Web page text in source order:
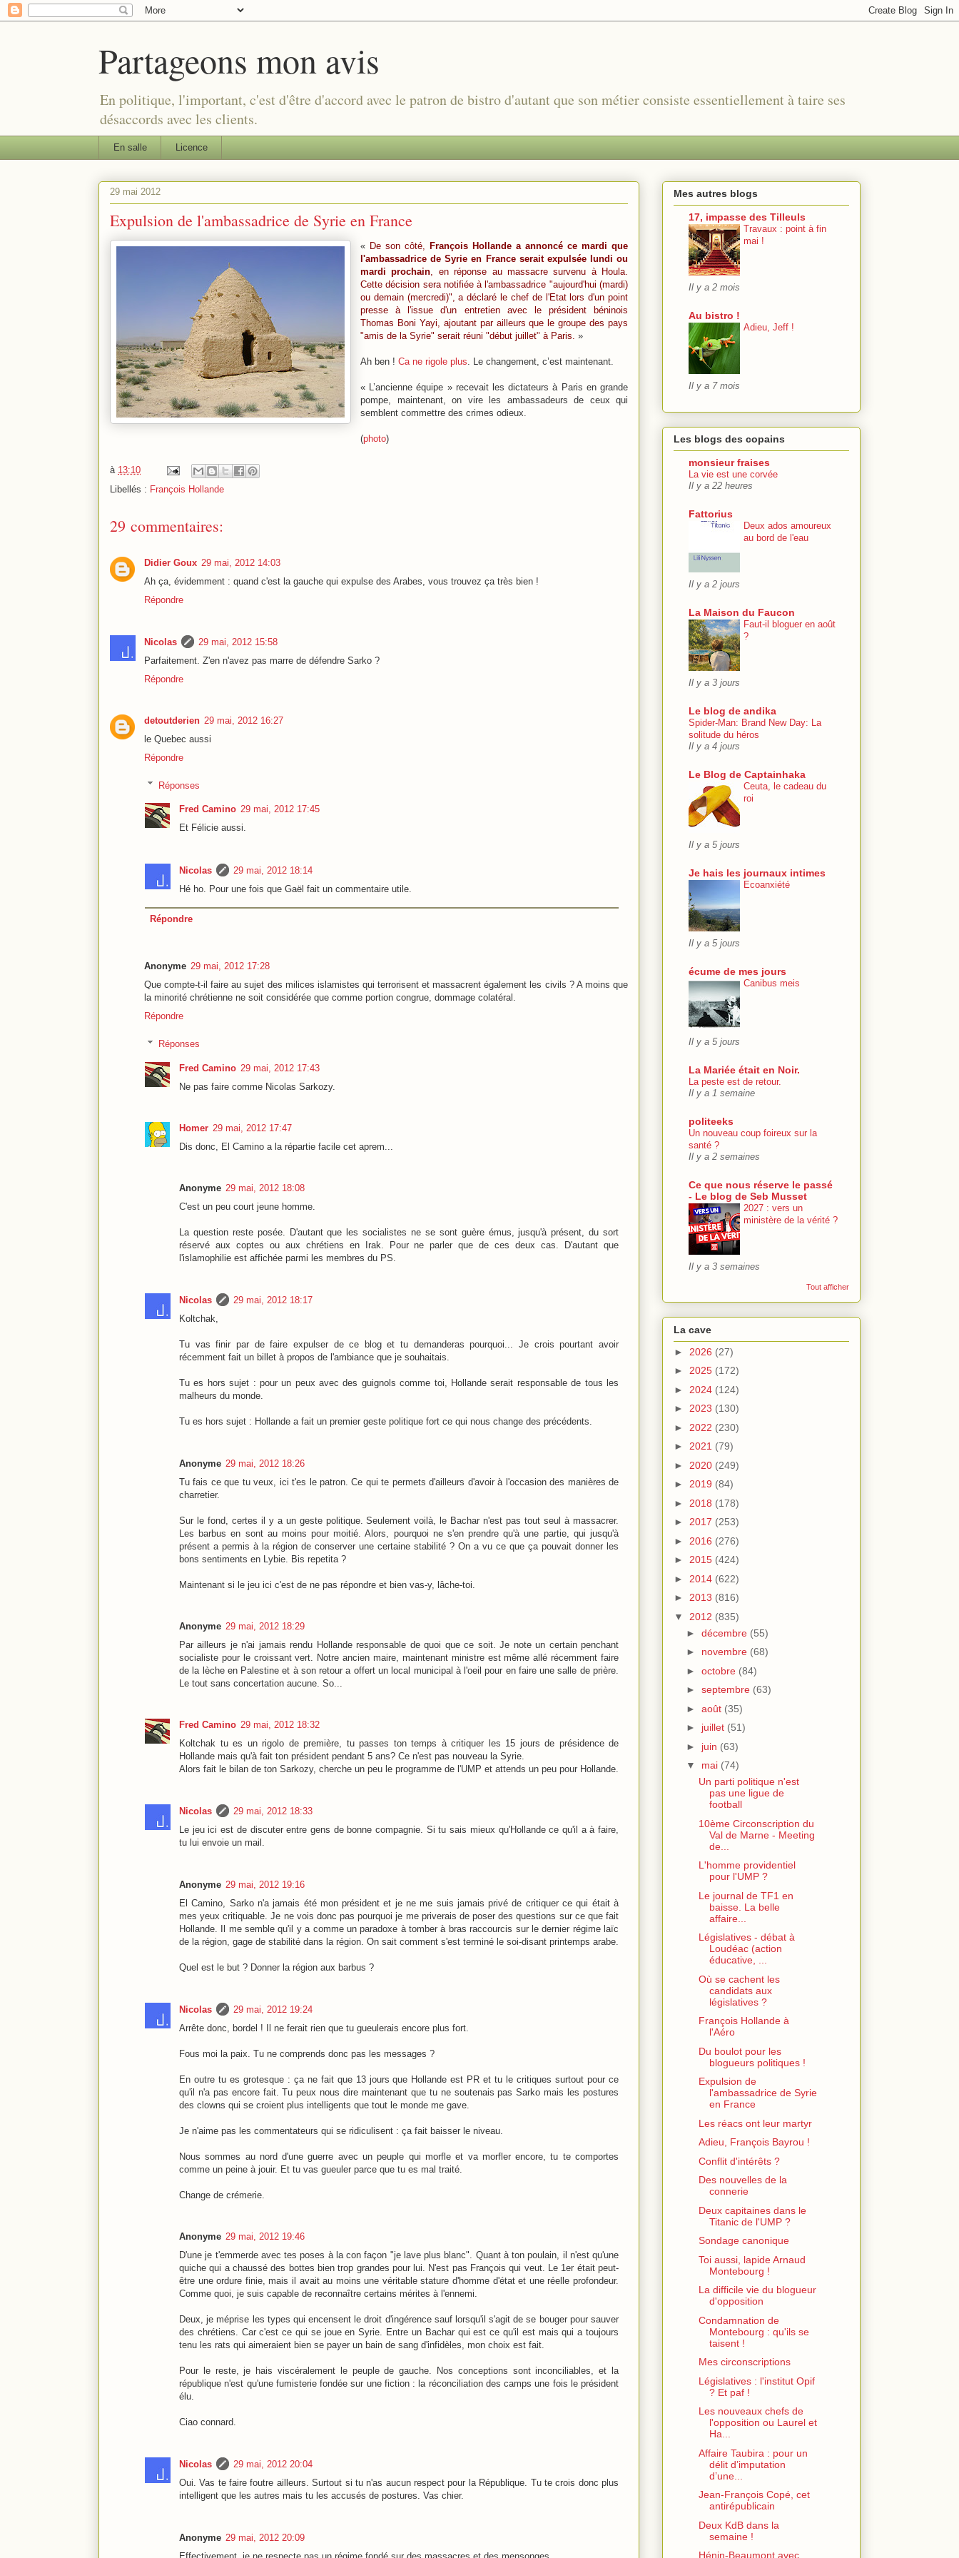
Partageons mon avis
En politique, l'important, c'est d'être d'accord avec le patron de bistro d'autant que son métier consiste essentiellement à taire ses
désaccords avec les clients.
En salle Licence
29 mai 2012
Expulsion de l'ambassadrice de Syrie en France
« De son côté, François Hollande a annoncé ce mardi que
l'ambassadrice de Syrie en France serait expulsée lundi ou
mardi prochain , en réponse au massacre survenu à Houla.
Cette décision sera notifiée à l'ambassadrice "aujourd'hui (mardi)
ou demain (mercredi)", a déclaré le chef de l'Etat lors d'un point
presse à l'issue d'un entretien avec le président béninois
Thomas Boni Yayi, ajoutant par ailleurs que le groupe des pays
"amis de la Syrie" serait réuni "début juillet" à Paris. »
Ah ben ! Ca ne rigole plus . Le changement, c’est maintenant.
« L’ancienne équipe » recevait les dictateurs à Paris en grande
pompe, maintenant, on vire les ambassadeurs de ceux qui
semblent commettre des crimes odieux.
(photo)
à 13:10
Libellés : François Hollande
29 commentaires:
Didier Goux 29 mai, 2012 14:03
Ah ça, évidemment : quand c'est la gauche qui expulse des Arabes, vous trouvez ça très bien !
Répondre
Nicolas
29 mai, 2012 15:58
Parfaitement. Z'en n'avez pas marre de défendre Sarko ?
Répondre
detoutderien 29 mai, 2012 16:27
le Quebec aussi
Répondre
Réponses
Fred Camino 29 mai, 2012 17:45
Et Félicie aussi.
Nicolas
29 mai, 2012 18:14
Hé ho. Pour une fois que Gaël fait un commentaire utile.
Répondre
Anonyme 29 mai, 2012 17:28
Que compte-t-il faire au sujet des milices islamistes qui terrorisent et massacrent également les civils ? A moins que
la minorité chrétienne ne soit considérée que comme portion congrue, dommage colatéral.
Répondre
Réponses
Fred Camino 29 mai, 2012 17:43
Ne pas faire comme Nicolas Sarkozy.
Homer 29 mai, 2012 17:47
Dis donc, El Camino a la répartie facile cet aprem...
Anonyme 29 mai, 2012 18:08
C'est un peu court jeune homme.
La question reste posée. D'autant que les socialistes ne se sont guère émus, jusqu'à présent, du sort
réservé aux coptes ou aux chrétiens en Irak. Pour ne parler que de ces deux cas. D'autant que
l'islamophilie est affichée parmi les membres du PS.
Nicolas
29 mai, 2012 18:17
Koltchak,
Tu vas finir par de faire expulser de ce blog et tu demanderas pourquoi... Je crois pourtant avoir
récemment fait un billet à propos de l'ambiance que je souhaitais.
Tu es hors sujet : pour un peux avec des guignols comme toi, Hollande serait responsable de tous les
malheurs du monde.
Tu es hors sujet : Hollande a fait un premier geste politique fort ce qui nous change des précédents.
Anonyme 29 mai, 2012 18:26
Tu fais ce que tu veux, ici t'es le patron. Ce qui te permets d'ailleurs d'avoir à l'occasion des manières de
charretier.
Sur le fond, certes il y a un geste politique. Seulement voilà, le Bachar n'est pas tout seul à massacrer.
Les barbus en sont au moins pour moitié. Alors, pourquoi ne s'en prendre qu'à une partie, qui jusqu'à
présent a permis à la région de conserver une certaine stabilité ? On a vu ce que ça pouvait donner les
bons sentiments en Lybie. Bis repetita ?
Maintenant si le jeu ici c'est de ne pas répondre et bien vas-y, lâche-toi.
Anonyme 29 mai, 2012 18:29
Par ailleurs je n'ai jamais rendu Hollande responsable de quoi que ce soit. Je note un certain penchant
socialiste pour le croissant vert. Notre ancien maire, maintenant ministre est même allé récemment faire
de la lèche en Palestine et à son retour a offert un local municipal à l'oeil pour en faire une salle de prière.
Le tout sans concertation aucune. So...
Fred Camino 29 mai, 2012 18:32
Koltchak tu es un rigolo de première, tu passes ton temps à critiquer les 15 jours de présidence de
Hollande mais qu'à fait ton président pendant 5 ans? Ce n'est pas nouveau la Syrie.
Alors fait le bilan de ton Sarkozy, cherche un peu le programme de l'UMP et attends un peu pour Hollande.
Nicolas
29 mai, 2012 18:33
Le jeu ici est de discuter entre gens de bonne compagnie. Si tu sais mieux qu'Hollande ce qu'il a à faire,
tu lui envoie un mail.
Anonyme 29 mai, 2012 19:16
El Camino, Sarko n'a jamais été mon président et je ne me suis jamais privé de critiquer ce qui était à
mes yeux critiquable. Je ne vois donc pas pourquoi je me priverais de poser des questions sur ce que fait
Hollande. Il me semble qu'il y a comme un paradoxe à tomber à bras raccourcis sur le dernier régime laïc
de la région, gage de stabilité dans la région. On sait comment s'est terminé le soi-disant printemps arabe.
Quel est le but ? Donner la région aux barbus ?
Nicolas
29 mai, 2012 19:24
Arrête donc, bordel ! Il ne ferait rien que tu gueulerais encore plus fort.
Fous moi la paix. Tu ne comprends donc pas les messages ?
En outre tu es grotesque : ça ne fait que 13 jours que Hollande est PR et tu le critiques surtout pour ce
qu'il n'a pas encore fait. Tu peux nous dire maintenant que tu ne soutenais pas Sarko mais les postures
des clowns qui se croient plus intelligents que tout le monde me gave.
Je n'aime pas les commentateurs qui se ridiculisent : ça fait baisser le niveau.
Nous sommes au nord d'une guerre avec un peuple qui morfle et va morfler encore, tu te comportes
comme un peine à jouir. Et tu vas gueuler parce que tu es mal traité.
Change de crémerie.
Anonyme 29 mai, 2012 19:46
D'une je t'emmerde avec tes poses à la con façon "je lave plus blanc". Quant à ton poulain, il n'est qu'une
quiche qui a chaussé des bottes bien trop grandes pour lui. N'est pas François qui veut. Le 1er était peut-
être une ordure finie, mais il avait au moins une véritable stature d'homme d'état et une réelle profondeur.
Comme quoi, je suis capable de reconnaître certains mérites à l'ennemi.
Deux, je méprise les types qui encensent le droit d'ingérence sauf lorsqu'il s'agit de se bouger pour sauver
des chrétiens. Car c'est ce qui se joue en Syrie. Entre un Bachar qui est ce qu'il est mais qui a toujours
tenu les rats qui aimeraient bien se payer un bain de sang d'infidèles, mon choix est fait.
Pour le reste, je hais viscéralement le peuple de gauche. Nos conceptions sont inconciliables, et la
république n'est qu'une fumisterie fondée sur une fiction : la réconciliation des camps une fois le président
élu.
Ciao connard.
Nicolas
29 mai, 2012 20:04
Oui. Vas te faire foutre ailleurs. Surtout si tu n'as aucun respect pour la République. Tu te crois donc plus
intelligent que les autres mais tu les accusés de postures. Vas chier.
Anonyme 29 mai, 2012 20:09
Mes autres blogs
17, impasse des Tilleuls
Travaux : point à fin
mai !
Il y a 2 mois
Au bistro !
Adieu, Jeff !
Il y a 7 mois
Les blogs des copains
monsieur fraises
La vie est une corvée
Il y a 22 heures
Fattorius
Deux ados amoureux
au bord de l'eau
Il y a 2 jours
La Maison du Faucon
Faut-il bloguer en août
?
Il y a 3 jours
Le blog de andika
Spider-Man: Brand New Day: La
solitude du héros
Il y a 4 jours
Le Blog de Captainhaka
Ceuta, le cadeau du
roi
Il y a 5 jours
Je hais les journaux intimes
Ecoanxiété
Il y a 5 jours
écume de mes jours
Canibus meis
Il y a 5 jours
La Mariée était en Noir.
La peste est de retour.
Il y a 1 semaine
politeeks
Un nouveau coup foireux sur la
santé ?
Il y a 2 semaines
Ce que nous réserve le passé
- Le blog de Seb Musset
2027 : vers un
ministère de la vérité ?
Il y a 3 semaines
Tout afficher
La cave
► 2026 (27)
► 2025 (172)
► 2024 (124)
► 2023 (130)
► 2022 (230)
► 2021 (79)
► 2020 (249)
► 2019 (84)
► 2018 (178)
► 2017 (253)
► 2016 (276)
► 2015 (424)
► 2014 (622)
► 2013 (816)
▼ 2012 (835)
► décembre (55)
► novembre (68)
► octobre (84)
► septembre (63)
► août (35)
► juillet (51)
► juin (63)
▼ mai (74)
Un parti politique n'est
pas une ligue de
football
10ème Circonscription du
Val de Marne - Meeting
de...
L'homme providentiel
pour l'UMP ?
Le journal de TF1 en
baisse. La belle
affaire...
Législatives - débat à
Loudéac (action
éducative, ...
Où se cachent les
candidats aux
législatives ?
François Hollande à
l'Aéro
Du boulot pour les
blogueurs politiques !
Expulsion de
l'ambassadrice de Syrie
en France
Les réacs ont leur martyr
Adieu, François Bayrou !
Conflit d'intérêts ?
Des nouvelles de la
connerie
Deux capitaines dans le
Titanic de l'UMP ?
Sondage canonique
Toi aussi, lapide Arnaud
Montebourg !
La difficile vie du blogueur
d'opposition
Condamnation de
Montebourg : qu'ils se
taisent !
Mes circonscriptions
Législatives : l'institut Opif
? Et paf !
Les nouveaux chefs de
l'opposition ou Laurel et
Ha...
Affaire Taubira : pour un
délit d’imputation
d’une...
Jean-François Copé, cet
antirépublicain
Deux KdB dans la
semaine !
Hénin-Beaumont avec